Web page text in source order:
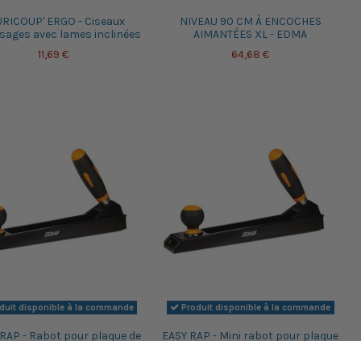
ERGO - Ciseaux
avec lames inclinées
11,69 €
NIVEAU 90 CM À ENCOCHES
AIMANTÉES XL - EDMA
64,68 €
disponible à la commande
- Rabot pour plaque de
Produit disponible à la commande
EASY RAP - Mini rabot pour plaque